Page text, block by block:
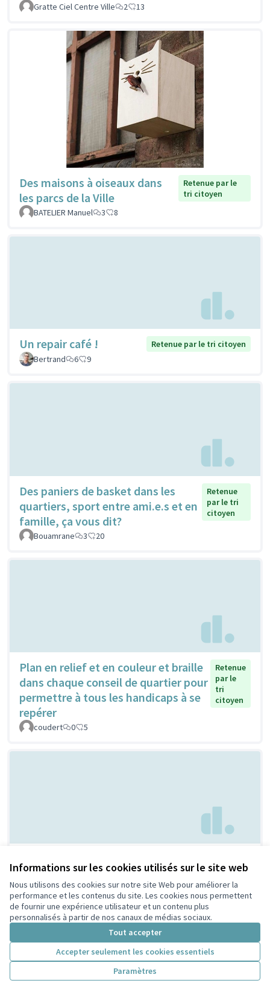
Informations sur les cookies utilisés sur le site web
Nous utilisons des cookies sur notre site Web pour améliorer la
performance et les contenus du site. Les cookies nous permettent
de fournir une expérience utilisateur et un contenu plus
personnalisés à partir de nos canaux de médias sociaux.
Tout accepter
Accepter seulement les cookies essentiels
Paramètres
Gratte Ciel Centre Ville 2 13
Des maisons à oiseaux dans
les parcs de la Ville
Retenue par le
tri citoyen
BATELIER Manuel
3 8
Un repair café !
Retenue par le tri citoyen
Bertrand
6 9
Des paniers de basket dans les
quartiers, sport entre ami.e.s et en
famille, ça vous dit?
Retenue
par le tri
citoyen
Bouamrane 3 20
Plan en relief et en couleur et braille
dans chaque conseil de quartier pour
permettre à tous les handicaps à se
repérer
Retenue
par le
tri
citoyen
coudert 0 5
Villeurbanne
citoyen
Febpecker
9 9